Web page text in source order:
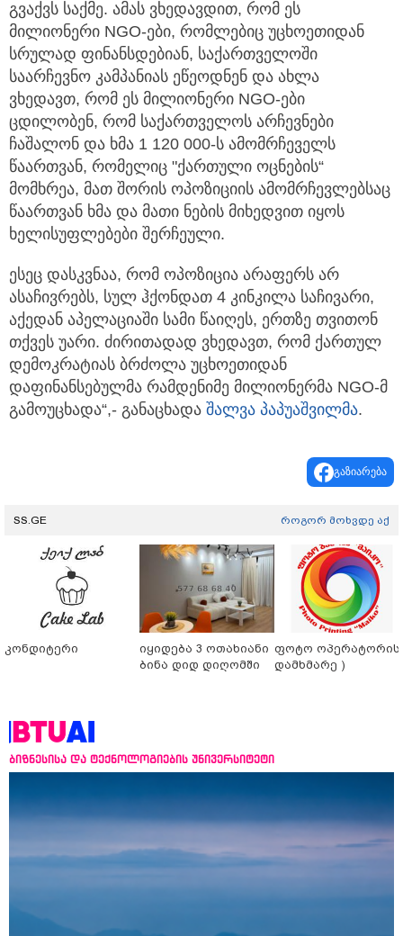
გვაქვს საქმე. ამას ვხედავდით, რომ ეს
მილიონერი NGO-ები, რომლებიც უცხოეთიდან
სრულად ფინანსდებიან, საქართველოში
საარჩევნო კამპანიას ეწეოდნენ და ახლა
ვხედავთ, რომ ეს მილიონერი NGO-ები
ცდილობენ, რომ საქართველოს არჩევნები
ჩაშალონ და ხმა 1 120 000-ს ამომრჩეველს
წაართვან, რომელიც "ქართული ოცნების“
მომხრეა, მათ შორის ოპოზიციის ამომრჩევლებსაც
წაართვან ხმა და მათი ნების მიხედვით იყოს
ხელისუფლებები შერჩეული.
ესეც დასკვნაა, რომ ოპოზიცია არაფერს არ
ასაჩივრებს, სულ ჰქონდათ 4 კინკილა საჩივარი,
აქედან აპელაციაში სამი წაიღეს, ერთზე თვითონ
თქვეს უარი. ძირითადად ვხედავთ, რომ ქართულ
დემოკრატიას ბრძოლა უცხოეთიდან
დაფინანსებულმა რამდენიმე მილიონერმა NGO-მ
გამოუცხადა“,- განაცხადა შალვა პაპუაშვილმა.
გაზიარება
SS.GE როგორ მოხვდე აქ
კონდიტერი
იყიდება 3 ოთახიანი
ბინა დიდ დიღომში
ფოტო ოპერატორის
დამხმარე )
ბიზნესისა და ტექნოლოგიების უნივერსიტეტი